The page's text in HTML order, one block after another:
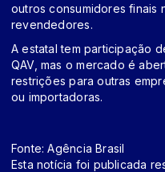
outros consumidores finais
revendedores.
A estatal tem participação
QAV, mas o mercado é
restrições para outras
ou importadoras.
Fonte: Agência Brasil
Esta notícia foi publicada